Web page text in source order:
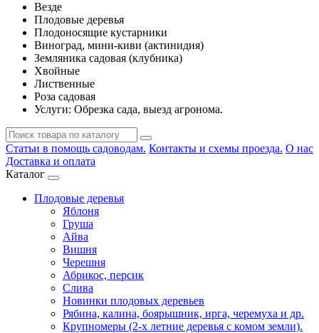
Везде
Плодовые деревья
Плодоносящие кустарники
Виноград, мини-киви (актинидия)
Земляника садовая (клубника)
Хвойные
Лиственные
Роза садовая
Услуги: Обрезка сада, выезд агронома.
Статьи в помощь садоводам. Контакты и схемы проезда. О нас
Доставка и оплата
Каталог
Плодовые деревья
Яблоня
Груша
Айва
Вишня
Черешня
Абрикос, персик
Слива
Новинки плодовых деревьев
Рябина, калина, боярышник, ирга, черемуха и др.
Крупномеры (2-х летние деревья с комом земли).